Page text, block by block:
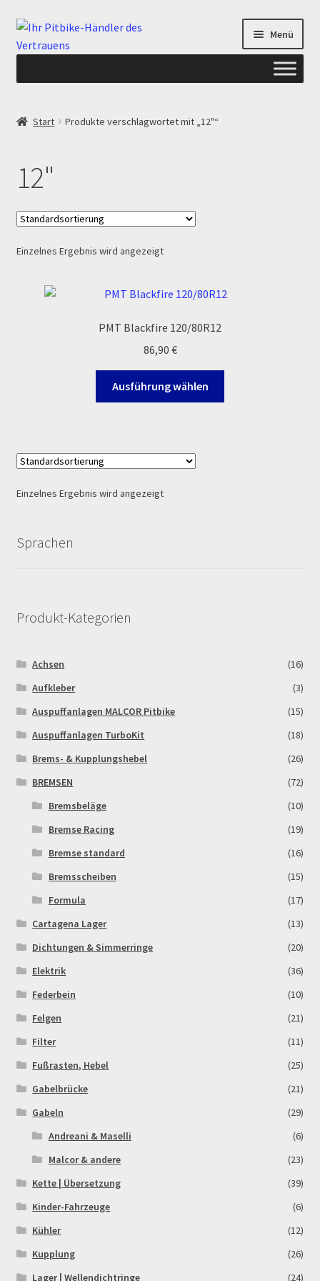
Zur
Navigation
Zum
Inhalt
Menü
Checkout
Datenschutzerklärung
Devolución
Echtheit von Bewertungen
Ersatzteile Pitbike
MALCOR PITCROSS / DIRTBIKE
Mein Konto
Member Directory
MERCHANDISE
My Account
My Profile
Order Confirmation
Order Failed
Pitbike Junior
Pitbike-Training
TOPstrecken
POLITICA DE COOKIES
Rennserien-Veranstalter
Start Produkte verschlagwortet mit „12"“
12"
Einzelnes Ergebnis wird angezeigt
PMT Blackfire 120/80R12
86,90 €
Ausführung wählen
Einzelnes Ergebnis wird angezeigt
Sprachen
Produkt-Kategorien
Achsen
(16)
Aufkleber
(3)
Auspuffanlagen MALCOR Pitbike
(15)
Auspuffanlagen TurboKit
(18)
Brems- & Kupplungshebel
(26)
BREMSEN
(72)
Bremsbeläge
(10)
Bremse Racing
(19)
Bremse standard
(16)
Bremsscheiben
(15)
Formula
(17)
Cartagena Lager
(13)
Dichtungen & Simmerringe
(20)
Elektrik
(36)
Federbein
(10)
Felgen
(21)
Filter
(11)
Fußrasten, Hebel
(25)
Gabelbrücke
(21)
Gabeln
(29)
Andreani & Maselli
(6)
Malcor & andere
(23)
Kette | Übersetzung
(39)
Kinder-Fahrzeuge
(6)
Kühler
(12)
Kupplung
(26)
Lager | Wellendichtringe
(24)